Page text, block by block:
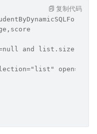
and list.size > 0
open="("
复制代码